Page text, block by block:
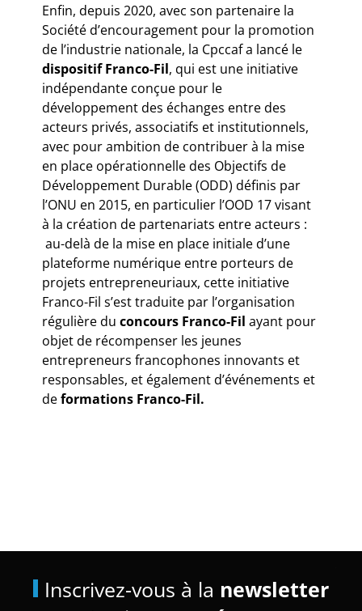
Enfin, depuis 2020, avec son partenaire la
Société d’encouragement pour la promotion
de l’industrie nationale, la Cpccaf a lancé le
dispositif Franco-Fil, qui est une initiative
indépendante conçue pour le
développement des échanges entre des
acteurs privés, associatifs et institutionnels,
avec pour ambition de contribuer à la mise
en place opérationnelle des Objectifs de
Développement Durable (ODD) définis par
l’ONU en 2015, en particulier l’OOD 17 visant
à la création de partenariats entre acteurs :
au-delà de la mise en place initiale d’une
plateforme numérique entre porteurs de
projets entrepreneuriaux, cette initiative
Franco-Fil s’est traduite par l’organisation
régulière duconcours Franco-Fil ayant pour
objet de récompenser les jeunes
entrepreneurs francophones innovants et
responsables, et également d’événements et
deformations Franco-Fil.
Inscrivez-vous à la newsletter